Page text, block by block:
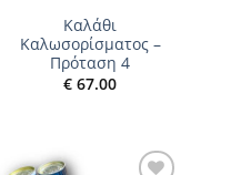
Καλάθι
Καλωσορίσματος –
Πρόταση 4
€ 67.00